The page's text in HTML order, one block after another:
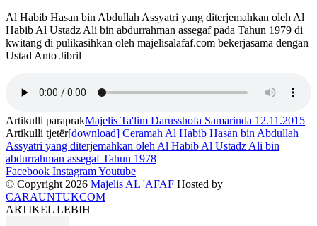
Al Habib Hasan bin Abdullah Assyatri yang diterjemahkan oleh Al
Habib Al Ustadz Ali bin abdurrahman assegaf pada Tahun 1979 di
kwitang di pulikasihkan oleh majelisalafaf.com bekerjasama dengan
Ustad Anto Jibril
Artikulli paraprakMajelis Ta'lim Darusshofa Samarinda 12.11.2015
Artikulli tjetër[download] Ceramah Al Habib Hasan bin Abdullah
Assyatri yang diterjemahkan oleh Al Habib Al Ustadz Ali bin
abdurrahman assegaf Tahun 1978
Facebook InstagramYoutube
© Copyright 2026 Majelis AL 'AFAF Hosted by
CARAUNTUKCOM
ARTIKEL LEBIH